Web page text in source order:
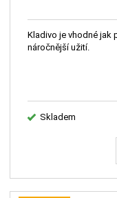
Kladivo je vhodné jak
náročnější užití.
Skladem